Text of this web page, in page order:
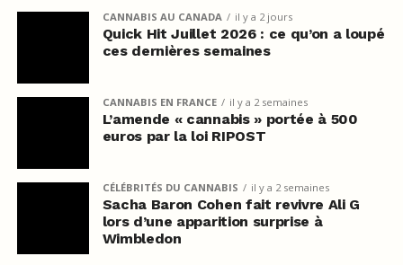
CANNABIS AU CANADA il y a 2 jours
Quick Hit Juillet 2026 : ce qu’on a loupé
ces dernières semaines
CANNABIS EN FRANCE il y a 2 semaines
L’amende « cannabis » portée à 500
euros par la loi RIPOST
CÉLÉBRITÉS DU CANNABIS il y a 2 semaines
Sacha Baron Cohen fait revivre Ali G
lors d’une apparition surprise à
Wimbledon